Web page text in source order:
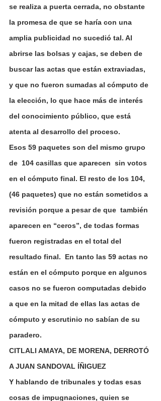
se realiza a puerta cerrada, no obstante
la promesa de que se haría con una
amplia publicidad no sucedió tal. Al
abrirse las bolsas y cajas, se deben de
buscar las actas que están extraviadas,
y que no fueron sumadas al cómputo de
la elección, lo que hace más de interés
del conocimiento público, que está
atenta al desarrollo del proceso.
Esos 59 paquetes son del mismo grupo
de  104 casillas que aparecen  sin votos
en el cómputo final. El resto de los 104,
(46 paquetes) que no están sometidos a
revisión porque a pesar de que  también
aparecen en “ceros”, de todas formas
fueron registradas en el total del
resultado final.  En tanto las 59 actas no
están en el cómputo porque en algunos
casos no se fueron computadas debido
a que en la mitad de ellas las actas de
cómputo y escrutinio no sabían de su
paradero.
CITLALI AMAYA, DE MORENA, DERROTÓ
A JUAN SANDOVAL ÍÑIGUEZ
Y hablando de tribunales y todas esas
cosas de impugnaciones, quien se